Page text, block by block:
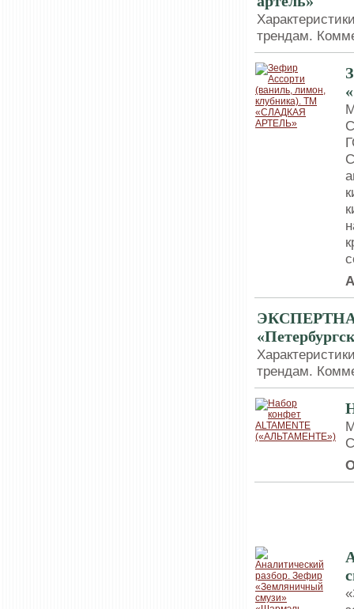
трендам.
трендам.